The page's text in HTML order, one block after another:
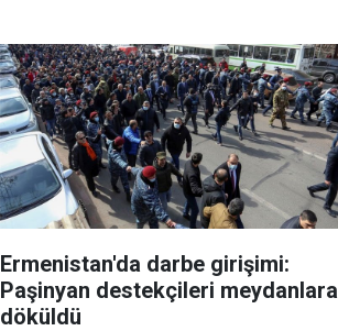
Ermenistan'da darbe girişimi:
Paşinyan destekçileri meydanlara
döküldü